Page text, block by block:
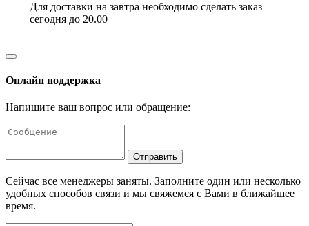
Для доставки на завтра необходимо сделать заказ
сегодня до 20.00
Онлайн поддержка
Напишите ваш вопрос или обращение:
Отправить
Сейчас все менеджеры заняты. Заполните один или несколько
удобных способов связи и мы свяжемся с Вами в ближайшее
время.